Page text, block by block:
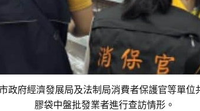
政府經濟發展局及法制局消費者保護官等單
膠袋中盤批發業者進行查訪情形。